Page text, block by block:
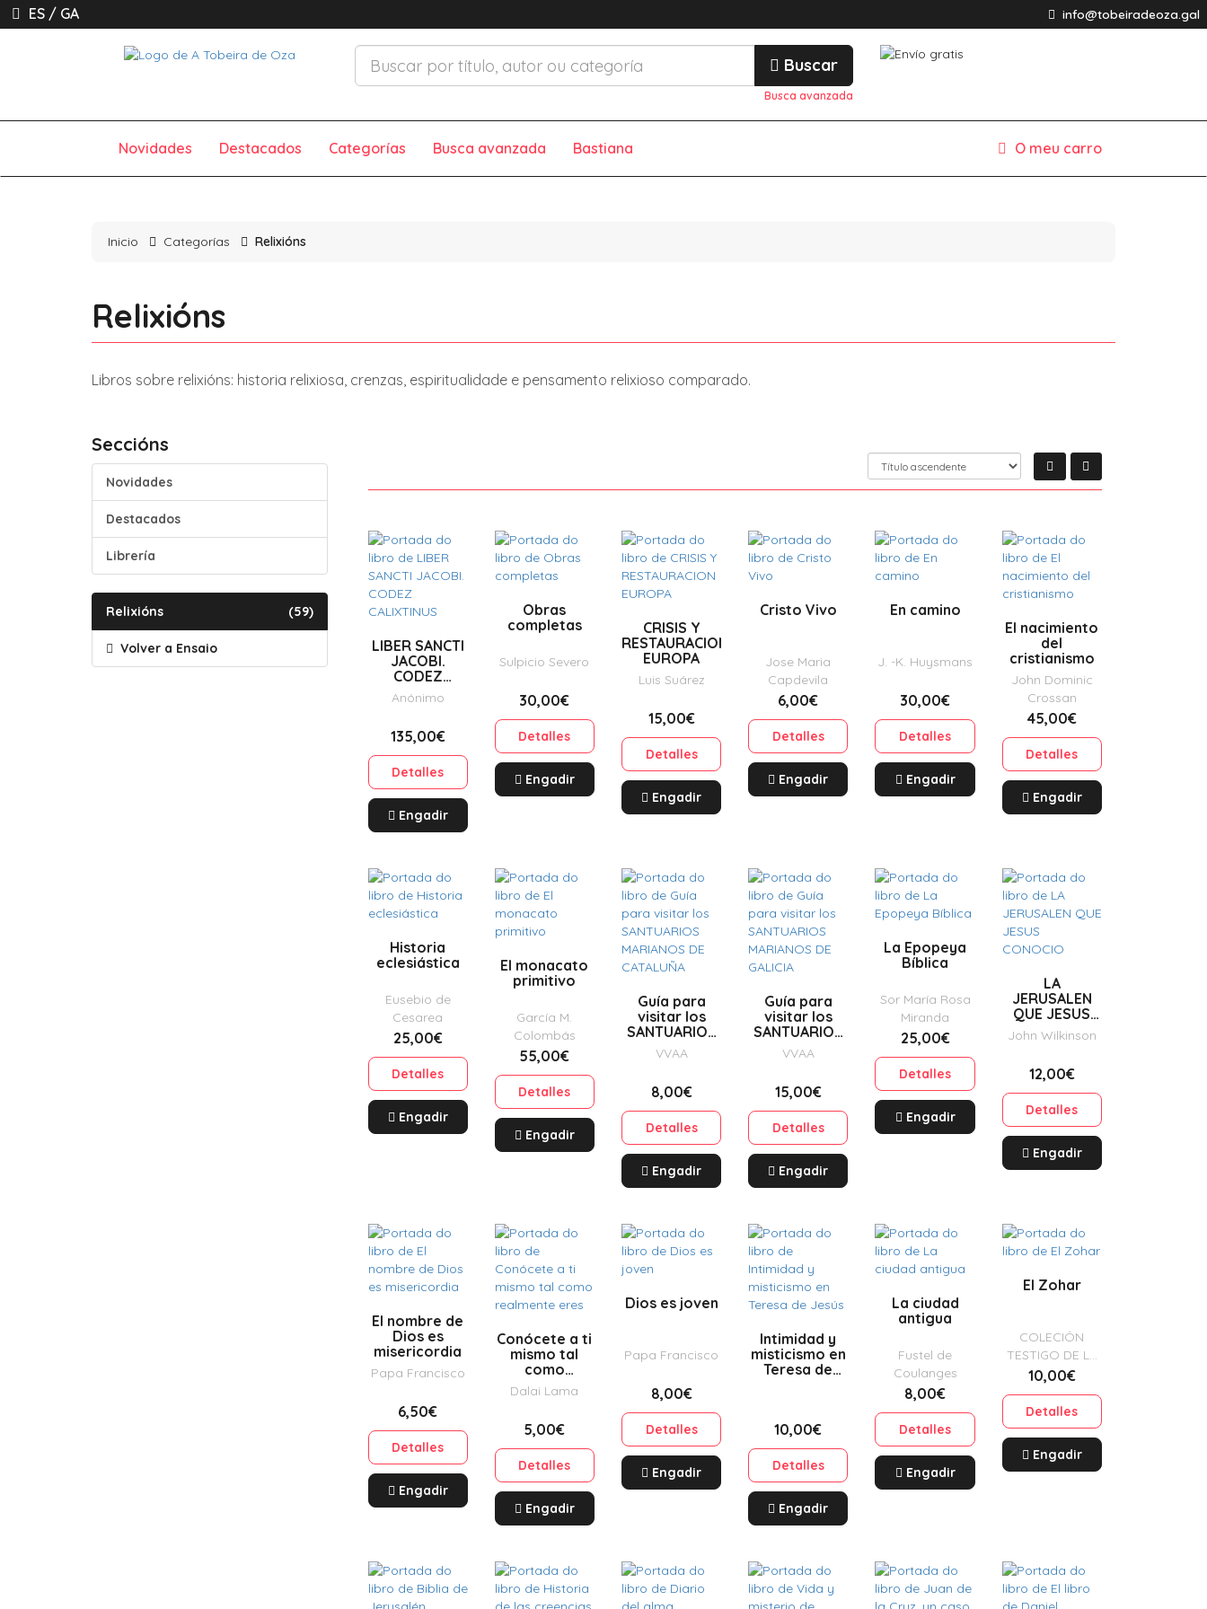
ES / GA info@tobeiradeoza.gal
Buscar
Busca avanzada
Novidades Destacados Categorías Busca avanzada Bastiana O meu carro
Inicio Categorías Relixións
Relixións
Libros sobre relixións: historia relixiosa, crenzas, espiritualidade e pensamento relixioso comparado.
LIBER SANCTI
JACOBI.
CODEZ
CALIXTINUS
Anónimo
135,00€
Detalles
Engadir
Obras
completas
Sulpicio Severo
30,00€
Detalles
Engadir
CRISIS Y
RESTAURACION
EUROPA
Luis Suárez
15,00€
Detalles
Engadir
Cristo Vivo
Jose Maria
Capdevila
6,00€
Detalles
Engadir
En camino
J. -K. Huysmans
30,00€
Detalles
Engadir
El nacimiento
del
cristianismo
John Dominic
Crossan
45,00€
Detalles
Engadir
Historia
eclesiástica
Eusebio de
Cesarea
25,00€
Detalles
Engadir
El monacato
primitivo
García M.
Colombás
55,00€
Detalles
Engadir
Guía para
visitar los
SANTUARIOS
MARIANOS DE
CATALUÑA
VVAA
8,00€
Detalles
Engadir
Guía para
visitar los
SANTUARIOS
MARIANOS DE
GALICIA
VVAA
15,00€
Detalles
Engadir
La Epopeya
Bíblica
Sor María Rosa
Miranda
25,00€
Detalles
Engadir
LA
JERUSALEN
QUE JESUS
CONOCIO
John Wilkinson
12,00€
Detalles
Engadir
El nombre de
Dios es
misericordia
Papa Francisco
6,50€
Detalles
Engadir
Conócete a ti
mismo tal
como
realmente
eres
Dalai Lama
5,00€
Detalles
Engadir
Dios es joven
Papa Francisco
8,00€
Detalles
Engadir
Intimidad y
misticismo en
Teresa de
10,00€
Detalles
Engadir
La ciudad
antigua
Fustel de
Coulanges
8,00€
Detalles
Engadir
El Zohar
COLECIÓN
TESTIGO DE LA
TRADICIÓN
10,00€
Detalles
Engadir
Seccións
Novidades
Destacados
Librería
Relixións (59)
Volver a Ensaio